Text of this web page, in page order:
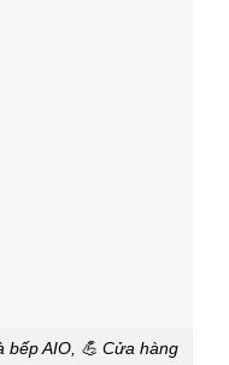
bếp AIO, 💪 Cửa hàng